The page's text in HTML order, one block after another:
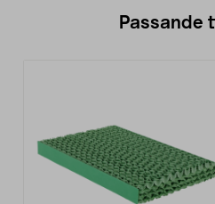
Passande